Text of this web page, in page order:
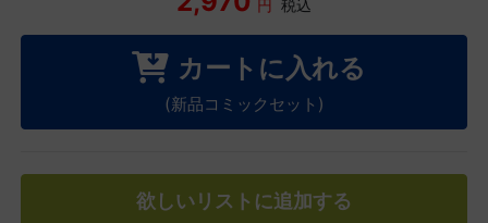
円 税込
カートに入れる
(新品コミックセット)
欲しいリストに追加する